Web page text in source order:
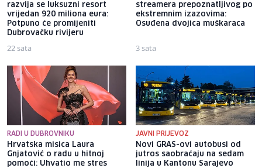
razvija se luksuzni resort
vrijedan 920 miliona eura:
Potpuno će promijeniti
Dubrovačku rivijeru
22 sata
streamera prepoznatljivog po
ekstremnim izazovima:
Osuđena dvojica muškaraca
3 sata
RADI U DUBROVNIKU
Hrvatska misica Laura
Gnjatović o radu u hitnoj
pomoći: Uhvatio me stres
JAVNI PRIJEVOZ
Novi GRAS-ovi autobusi od
jutros saobraćaju na sedam
linija u Kantonu Sarajevo